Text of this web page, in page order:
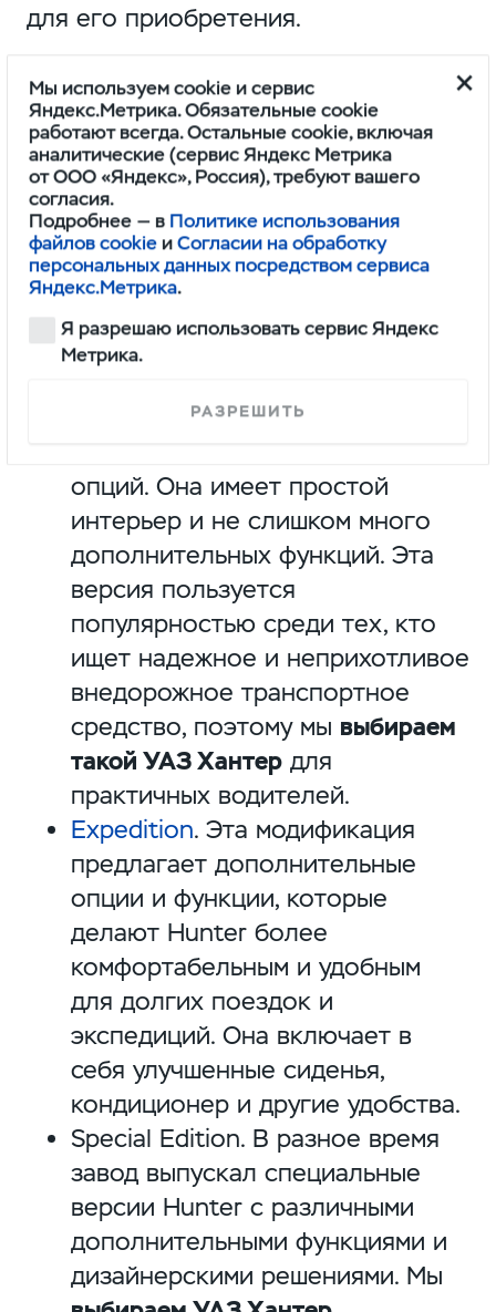
для его приобретения.
Выбираем УАЗ Хантеру нас
Вот некоторые из наиболее
популярных видов УАЗ Hunter,
которые мы выбираем для своих
покупателей:
модель с минимальным
опций. Она имеет простой
интерьер и не слишком много
дополнительных функций. Эта
версия пользуется
популярностью среди тех, кто
ищет надежное и неприхотливое
внедорожное транспортное
средство, поэтому мы выбираем
такой УАЗ Хантердля
практичных водителей.
Expedition. Эта модификация
предлагает дополнительные
опции и функции, которые
делают Hunter более
комфортабельным и удобным
для долгих поездок и
экспедиций. Она включает в
себя улучшенные сиденья,
кондиционер и другие удобства.
Special Edition. В разное время
завод выпускал специальные
версии Hunter с различными
дополнительными функциями и
дизайнерскими решениями. Мы
Мы используем cookie и сервис
Яндекс.Метрика. Обязательные cookie
работают всегда. Остальные cookie, включая
аналитические (сервис Яндекс Метрика
от ООО «Яндекс», Россия), требуют вашего
согласия.
Подробнее — в Политике использования
файлов cookie иСогласии на обработку
персональных данных посредством сервиса
Яндекс.Метрика.
Я разрешаю использовать сервис Яндекс
Метрика.
РАЗРЕШИТЬ